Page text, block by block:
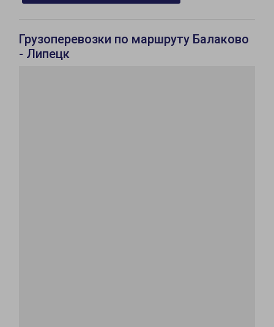
Грузоперевозки по маршруту Балаково
- Липецк